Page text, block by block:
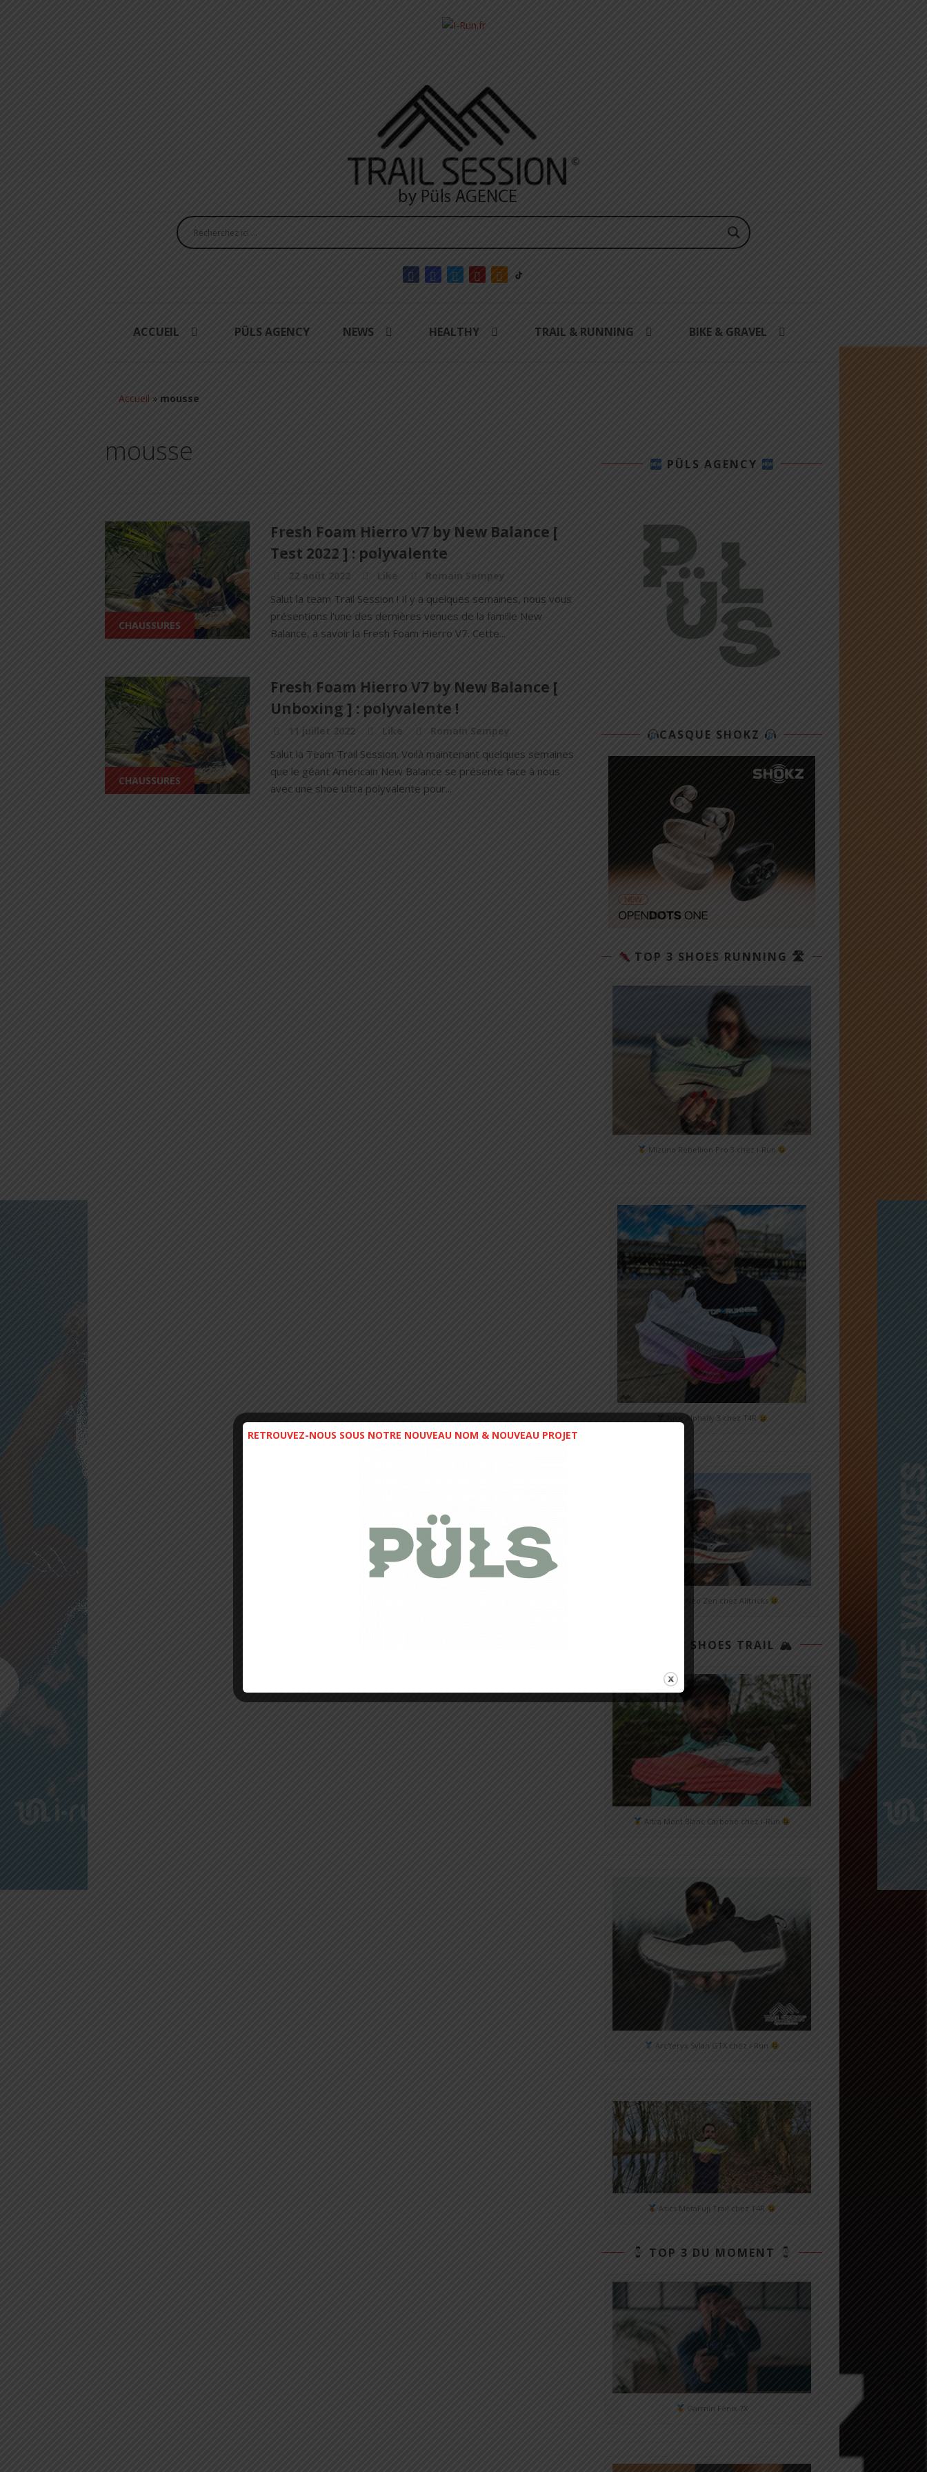
ACCUEIL PÜLS AGENCY NEWS HEALTHY TRAIL & RUNNING BIKE & GRAVEL
Accueil » mousse
mousse
CHAUSSURES
Fresh Foam Hierro V7 by New Balance [
Test 2022 ] : polyvalente
22 août 2022 Like Romain Sempey
Salut la team Trail Session ! Il y a quelques semaines, nous vous
présentions l'une des dernières venues de la famille New
Balance, à savoir la Fresh Foam Hierro V7. Cette...
CHAUSSURES
Fresh Foam Hierro V7 by New Balance [
Unboxing ] : polyvalente !
11 juillet 2022 Like Romain Sempey
Salut la Team Trail Session. Voilà maintenant quelques semaines
que le géant Américain New Balance se présente face à nous
avec une shoe ultra polyvalente pour...
PÜLS AGENCY
CASQUE SHOKZ
TOP 3 SHOES RUNNING 🛣
Mizuno Rebellion Pro 3 chez i-Run
Nike Alphafly 3 chez T4R
Mizuno Neo Zen chez Alltricks
TOP 3 SHOES TRAIL 🏔
Altra Mont Blanc Carbone chez i-Run
Arc'teryx Sylan GTX chez i-Run
Asics MetaFuji Trail chez T4R
TOP 3 DU MOMENT
Garmin Fénix 7X
RETROUVEZ-NOUS SOUS NOTRE NOUVEAU NOM & NOUVEAU PROJET